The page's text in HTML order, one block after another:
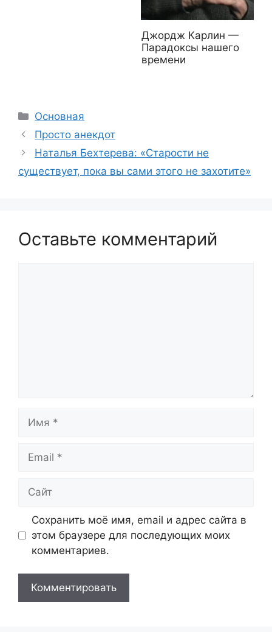
Джордж Карлин —
Парадоксы нашего
времени
Рубрики
Основная
Просто анекдот
Наталья Бехтерева: «Старости не
существует, пока вы сами этого не захотите»
Оставьте комментарий
Сохранить моё имя, email и адрес сайта в
этом браузере для последующих моих
комментариев.